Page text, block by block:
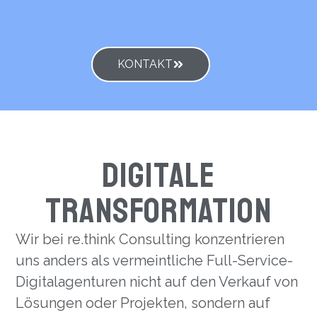
KONTAKT
Digitale
Transformation
Wir bei re.think Consulting konzentrieren
uns anders als vermeintliche Full-Service-
Digitalagenturen nicht auf den Verkauf von
Lösungen oder Projekten, sondern auf